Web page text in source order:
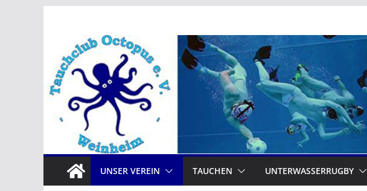
springen
UNSER VEREIN TAUCHEN UNTERWASSERRUGBY